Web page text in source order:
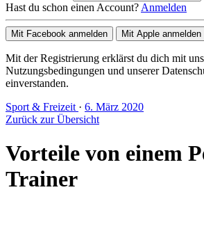
Hast du schon einen Account? Anmelden
Mit Facebook anmelden Mit Apple anmelden
Mit der Registrierung erklärst du dich mit
Nutzungsbedingungen und unserer
einverstanden.
Sport & Freizeit · 6. März 2020
Zurück zur Übersicht
Vorteile von einem
Trainer